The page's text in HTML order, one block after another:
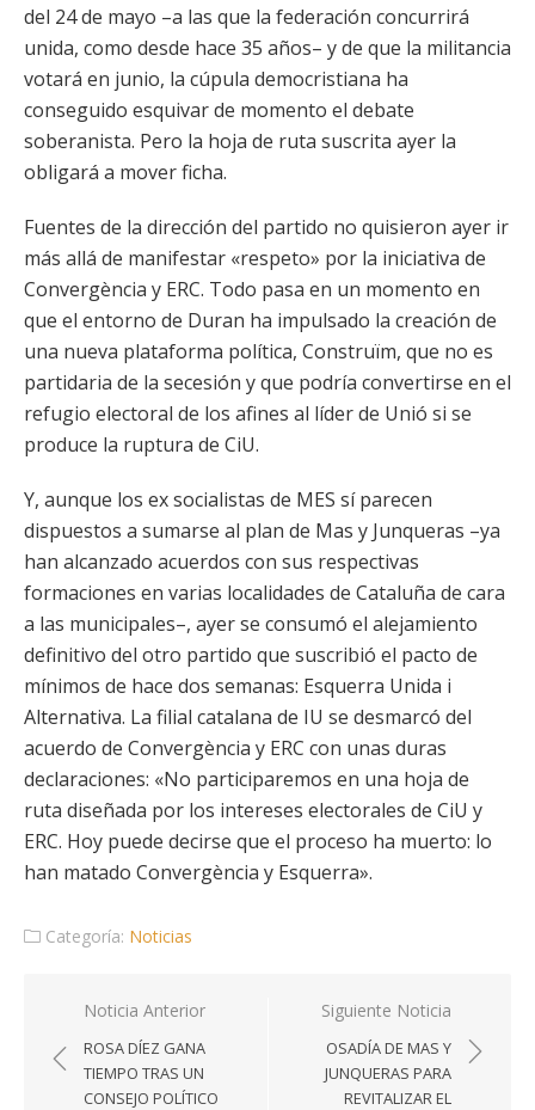
del 24 de mayo –a las que la federación concurrirá
unida, como desde hace 35 años– y de que la militancia
votará en junio, la cúpula democristiana ha
conseguido esquivar de momento el debate
soberanista. Pero la hoja de ruta suscrita ayer la
obligará a mover ficha.
Fuentes de la dirección del partido no quisieron ayer ir
más allá de manifestar «respeto» por la iniciativa de
Convergència y ERC. Todo pasa en un momento en
que el entorno de Duran ha impulsado la creación de
una nueva plataforma política, Construïm, que no es
partidaria de la secesión y que podría convertirse en el
refugio electoral de los afines al líder de Unió si se
produce la ruptura de CiU.
Y, aunque los ex socialistas de MES sí parecen
dispuestos a sumarse al plan de Mas y Junqueras –ya
han alcanzado acuerdos con sus respectivas
formaciones en varias localidades de Cataluña de cara
a las municipales–, ayer se consumó el alejamiento
definitivo del otro partido que suscribió el pacto de
mínimos de hace dos semanas: Esquerra Unida i
Alternativa. La filial catalana de IU se desmarcó del
acuerdo de Convergència y ERC con unas duras
declaraciones: «No participaremos en una hoja de
ruta diseñada por los intereses electorales de CiU y
ERC. Hoy puede decirse que el proceso ha muerto: lo
han matado Convergència y Esquerra».
Categoría: Noticias
Navegación
de
entradas
Noticia Anterior
ROSA DÍEZ GANA
TIEMPO TRAS UN
CONSEJO POLÍTICO
Siguiente Noticia
OSADÍA DE MAS Y
JUNQUERAS PARA
REVITALIZAR EL